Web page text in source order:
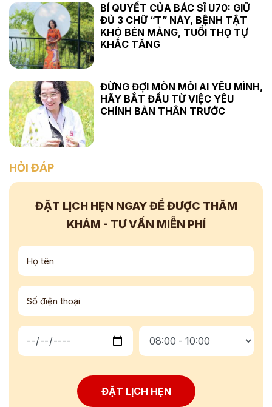
BÍ QUYẾT CỦA BÁC SĨ U70: GIỮ
ĐỦ 3 CHỮ “T” NÀY, BỆNH TẬT
KHÓ BÉN MẢNG, TUỔI THỌ TỰ
KHẮC TĂNG
ĐỪNG ĐỢI MÒN MỎI AI YÊU MÌNH,
HÃY BẮT ĐẦU TỪ VIỆC YÊU
CHÍNH BẢN THÂN TRƯỚC
HỎI ĐÁP
ĐẶT LỊCH HẸN NGAYĐỂ ĐƯỢC THĂM
KHÁM - TƯ VẤN MIỄN PHÍ
ĐẶT LỊCH HẸN